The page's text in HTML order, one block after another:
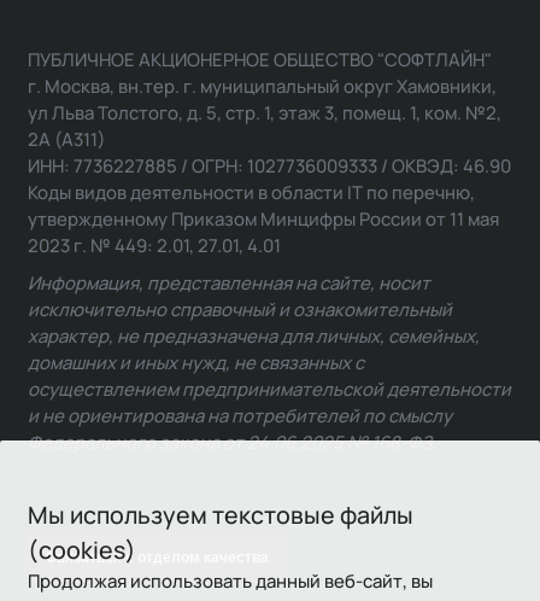
Мы используем текстовые файлы
(cookies)
Продолжая использовать данный веб-сайт, вы
Связаться с отделом качества
ПУБЛИЧНОЕ АКЦИОНЕРНОЕ ОБЩЕСТВО "СОФТЛАЙН"
г. Москва, вн.тер. г. муниципальный округ Хамовники,
ул Льва Толстого, д. 5, стр. 1, этаж 3, помещ. 1, ком. №2,
2А (А311)
ИНН: 7736227885 / ОГРН: 1027736009333 / ОКВЭД: 46.90
Коды видов деятельности в области IT по перечню,
утвержденному Приказом Минцифры России от 11 мая
2023 г. № 449: 2.01, 27.01, 4.01
Информация, представленная на сайте, носит
исключительно справочный и ознакомительный
характер, не предназначена для личных, семейных,
домашних и иных нужд, не связанных с
осуществлением предпринимательской деятельности
и не ориентирована на потребителей по смыслу
Федерального закона от 24.06.2025 № 168-ФЗ.